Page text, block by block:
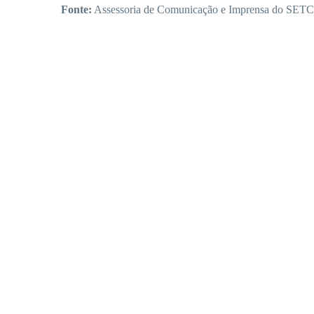
Fonte: Assessoria de Comunicação e Imprensa do